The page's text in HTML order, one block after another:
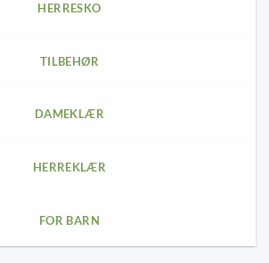
HERRESKO
TILBEHØR
DAMEKLÆR
HERREKLÆR
FOR BARN